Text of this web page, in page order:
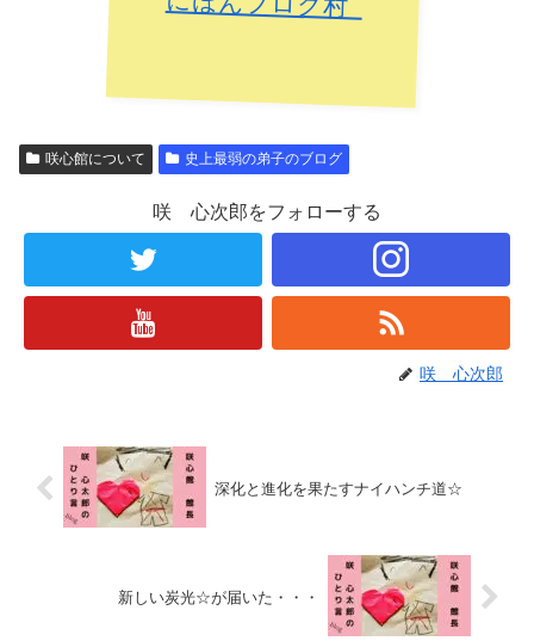
咲心館について 史上最弱の弟子のブログ
咲 心次郎をフォローする
咲 心次郎
深化と進化を果たすナイハンチ道☆
新しい炭光☆が届いた・・・